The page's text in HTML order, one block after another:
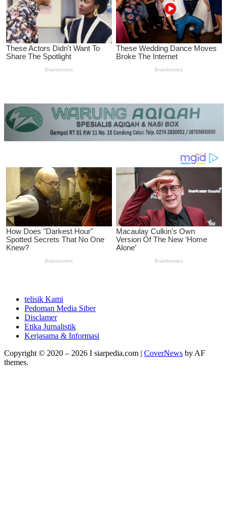
telisik Kami
Pedoman Media Siber
Disclamer
Etika Jurnalistik
Kerjasama & Informasi
Copyright © 2020 – 2026 I siarpedia.com | CoverNews by AF
themes.